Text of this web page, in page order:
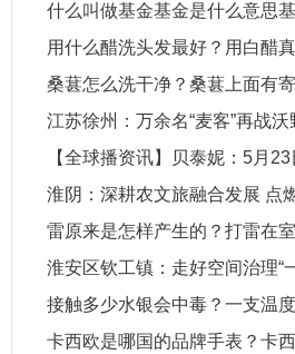
什么叫做基金基金是什么意思
会亏本金吗？
用什么醋洗头发最好？用白醋
化头发吗？
桑葚怎么洗干净？桑葚上面有
江苏徐州：万余名“麦客”再战沃
作业服务春耕春种 看热讯
【全球播资讯】贝泰妮：5月
入1332.98万元，融资融券余额
淮阴：深耕农文旅融合发展 点
兴新引擎
雷原来是怎样产生的？打雷在
危险吗？
淮安区钦工镇：走好空间治理“
活集体增收“一盘棋” 世界热推荐
接触多少水银会中毒？一支温
命吗？
卡西欧是哪国的品牌手表？卡